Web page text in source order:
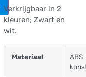
Verkrijgbaar in 2
kleuren; Zwart en
wit.
Materiaal
ABS